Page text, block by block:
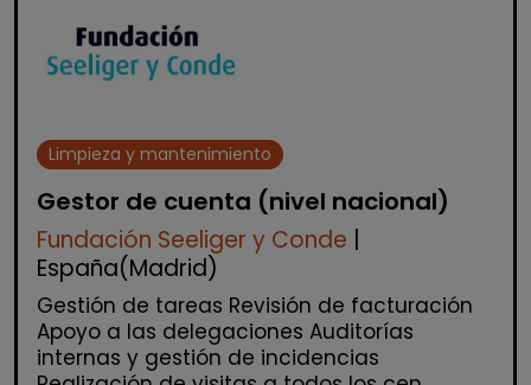
Limpieza y mantenimiento
Gestor de cuenta (nivel nacional)
Fundación Seeliger y Conde
España(Madrid)
Gestión de tareas Revisión de facturación
Apoyo a las delegaciones Auditorías
internas y gestión de incidencias